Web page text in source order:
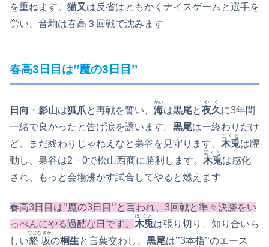
を重ねます。 猫又 は反省はともかくナイスゲームと選手を
労い、音駒は春高３回戦で沈みます
春高3日目は’’魔の3日目’’
日向 ・ 影山は狐爪と再戦を誓い、 海
かい
は黒尾と夜久
やく
に3年間
一緒で良かったと告げ涙を誘います。 黒尾はー終わりだけ
ど、まだ終わりじゃねえなと梟谷を見守ります。 木兎
ぼくと
は躍
動し、梟谷は2－0で松山西商に勝利します。 木兎
ぼくと
は感化
され、
もっと
・・・
会場沸かす試合してやると燃えます
春高3日目は’’魔の3日目’’と言われ、3回戦と準々決勝をい
っぺんにやる過酷な日です。 木兎
ぼくと
は張り切り、知り合いら
しい貉坂
むじなざか
の桐生と言葉交わし、 黒尾は’’3本指’’のエース